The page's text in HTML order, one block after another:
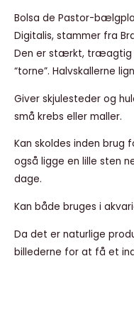
Bolsa de Pastor-
Digitalis, stammer fra
Den er stærkt, træagtig
“torne”. Halvskallerne
Giver skjulesteder og
små krebs eller maller.
Kan skoldes inden brug
også ligge en lille sten
dage.
Kan både bruges i
Da det er naturlige
billederne for at få et